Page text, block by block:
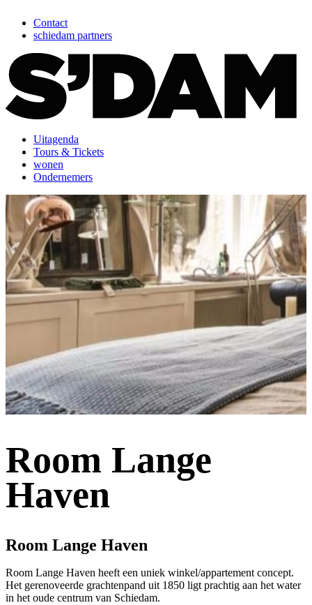
Contact
schiedam partners
Uitagenda
Tours & Tickets
wonen
Ondernemers
Room Lange
Haven
Room Lange Haven
Room Lange Haven heeft een uniek winkel/appartement concept.
Het gerenoveerde grachtenpand uit 1850 ligt prachtig aan het water
in het oude centrum van Schiedam.